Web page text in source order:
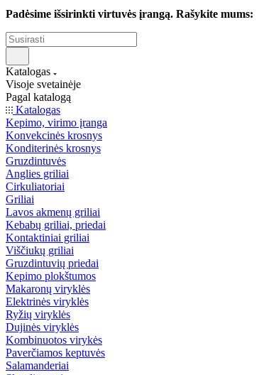
Padėsime išsirinkti virtuvės įrangą. Rašykite mums:
Katalogas
Visoje svetainėje
Pagal katalogą
Katalogas
Kepimo, virimo įranga
Konvekcinės krosnys
Konditerinės krosnys
Gruzdintuvės
Anglies griliai
Cirkuliatoriai
Griliai
Lavos akmenų griliai
Kebabų griliai, priedai
Kontaktiniai griliai
Viščiukų griliai
Gruzdintuvių priedai
Kepimo plokštumos
Makaronų viryklės
Elektrinės viryklės
Ryžių viryklės
Dujinės viryklės
Kombinuotos virykės
Paverčiamos keptuvės
Salamanderiai